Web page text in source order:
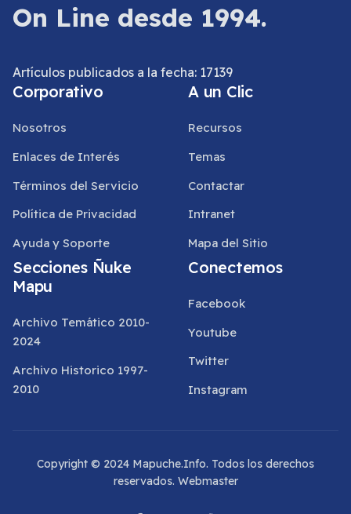
On Line desde 1994.
Artículos publicados a la fecha: 17139
Corporativo
Nosotros
Enlaces de Interés
Términos del Servicio
Política de Privacidad
Ayuda y Soporte
A un Clic
Recursos
Temas
Contactar
Intranet
Mapa del Sitio
Secciones Ñuke
Mapu
Archivo Temático 2010-
2024
Archivo Historico 1997-
2010
Conectemos
Facebook
Youtube
Twitter
Instagram
Copyright © 2024 Mapuche.Info. Todos los derechos
reservados. Webmaster